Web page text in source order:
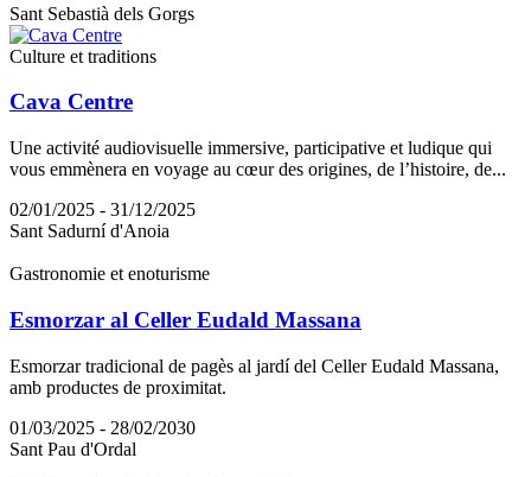
Sant Sebastià dels Gorgs
Culture et traditions
Cava Centre
Une activité audiovisuelle immersive, participative et ludique qui
vous emmènera en voyage au cœur des origines, de l’histoire, de...
02/01/2025 - 31/12/2025
Sant Sadurní d'Anoia
Gastronomie et enoturisme
Esmorzar al Celler Eudald Massana
Esmorzar tradicional de pagès al jardí del Celler Eudald Massana,
amb productes de proximitat.
01/03/2025 - 28/02/2030
Sant Pau d'Ordal